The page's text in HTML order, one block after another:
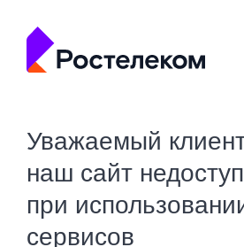
Уважаемый
наш сайт
при
сервисов